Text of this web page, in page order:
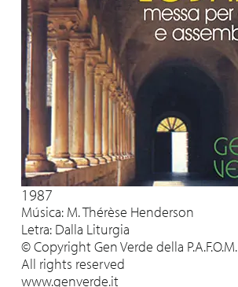
1987
Música: M. Thérèse Henderson
Letra: Dalla Liturgia
© Copyright Gen Verde della P.A.F.O.M.
All rights reserved
www.genverde.it